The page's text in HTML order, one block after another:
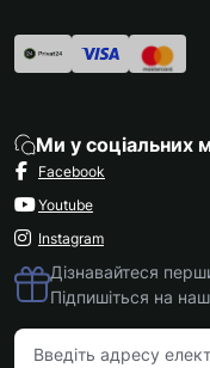
Ми у соціальних
Facebook
Youtube
Instagram
Дізнавайтеся
Підпишіться на